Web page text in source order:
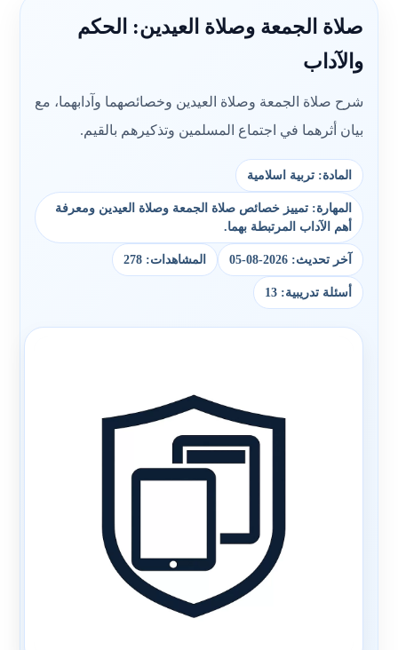
صلاة الجمعة وصلاة العيدين: الحكم
والآداب
شرح صلاة الجمعة وصلاة العيدين وخصائصهما وآدابهما، مع
بيان أثرهما في اجتماع المسلمين وتذكيرهم بالقيم.
المادة: تربية اسلامية
المهارة: تمييز خصائص صلاة الجمعة وصلاة العيدين ومعرفة
أهم الآداب المرتبطة بهما.
آخر تحديث: 2026-08-05 المشاهدات: 278
أسئلة تدريبية: 13